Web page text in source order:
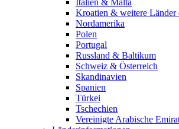
Italien & Malta
Kroatien & weitere Länder
Nordamerika
Polen
Portugal
Russland & Baltikum
Schweiz & Österreich
Skandinavien
Spanien
Türkei
Tschechien
Vereinigte Arabische